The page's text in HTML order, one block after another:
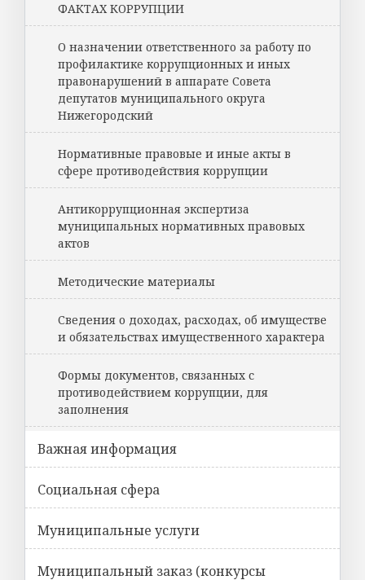
ФАКТАХ КОРРУПЦИИ
О назначении ответственного за работу по
профилактике коррупционных и иных
правонарушений в аппарате Совета
депутатов муниципального округа
Нижегородский
Нормативные правовые и иные акты в
сфере противодействия коррупции
Антикоррупционная экспертиза
муниципальных нормативных правовых
актов
Методические материалы
Сведения о доходах, расходах, об имуществе
и обязательствах имущественного характера
Формы документов, связанных с
противодействием коррупции, для
заполнения
Важная информация
Социальная сфера
Муниципальные услуги
Муниципальный заказ (конкурсы